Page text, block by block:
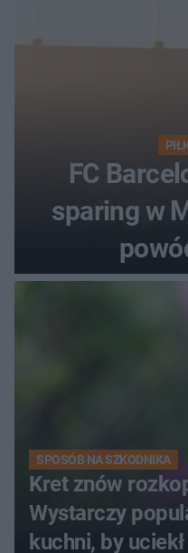
FC
sparing w
SPOSÓB NA SZKODNIKA
Kret znów
Wystarczy
kuchni, by